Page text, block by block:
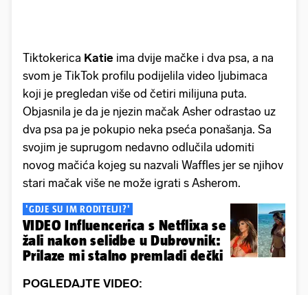
Tiktokerica Katie ima dvije mačke i dva psa, a na
svom je TikTok profilu podijelila video ljubimaca
koji je pregledan više od četiri milijuna puta.
Objasnila je da je njezin mačak Asher odrastao uz
dva psa pa je pokupio neka pseća ponašanja. Sa
svojim je suprugom nedavno odlučila udomiti
novog mačića kojeg su nazvali Waffles jer se njihov
stari mačak više ne može igrati s Asherom.
'GDJE SU IM RODITELJI?'
VIDEO Influencerica s Netflixa se
žali nakon selidbe u Dubrovnik:
Prilaze mi stalno premladi dečki
POGLEDAJTE VIDEO: